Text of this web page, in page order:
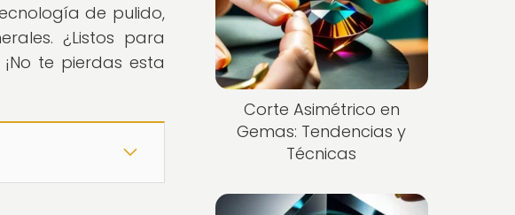
de pulido,
¿Listos para
te pierdas esta
Corte Asimétrico en
Gemas: Tendencias y
Técnicas